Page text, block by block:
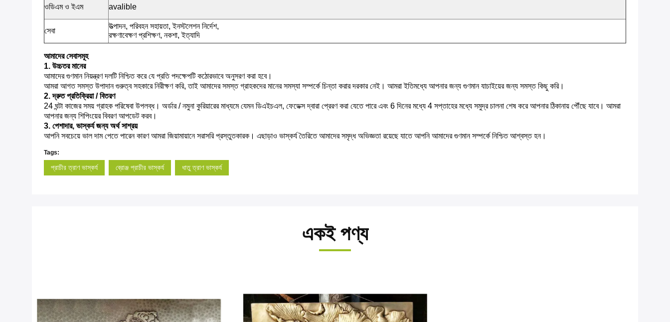
ওডিএম ও ইএম avalible
সেবা
উত্পাদন, পরিবহন সহায়তা, ইনস্টলেশন নির্দেশ,
রক্ষণাবেক্ষণ প্রশিক্ষণ, নকশা, ইত্যাদি
আমাদের সেবাসমূহ
1. উচ্চতর মানের
আমাদের গুণমান নিয়ন্ত্রণ দলটি নিশ্চিত করে যে প্রতি পদক্ষেপটি কঠোরভাবে অনুসরণ করা হবে।
আমরা আগত সমস্ত উপাদান গুরুত্ব সহকারে নিরীক্ষণ করি, তাই আমাদের সমস্ত গ্রাহকদের মানের সমস্যা সম্পর্কে চিন্তা করার দরকার নেই। আমরা ইতিমধ্যে আপনার জন্য গুণমান যাচাইয়ের জন্য সমস্ত কিছু করি।
2. দ্রুত প্রতিক্রিয়া / বিতরণ
24 ঘন্টা কাজের সময় গ্রাহক পরিষেবা উপলব্ধ। অর্ডার / নমুনা কুরিয়ারের মাধ্যমে যেমন ডিএইচএল, ফেডেক্স দ্বারা প্রেরণ করা যেতে পারে এবং 6 দিনের মধ্যে 4 সপ্তাহের মধ্যে সমুদ্র চালনা শেষ করে আপনার ঠিকানায় পৌঁছে যাবে। আমরা
আপনার জন্য শিপিংয়ের বিবরণ আপডেট করব।
3. পেশাদার, ভাস্কর্য জন্য অর্থ সাশ্রয়
আপনি সবচেয়ে ভাল দাম পেতে পারেন কারণ আমরা জিয়ামায়ানে সরাসরি প্রস্তুতকারক। এছাড়াও ভাস্কর্য তৈরিতে আমাদের সমৃদ্ধ অভিজ্ঞতা রয়েছে যাতে আপনি আমাদের গুণমান সম্পর্কে নিশ্চিত আশ্বস্ত হন।
Tags:
প্রাচীর ত্রাণ ভাস্কর্য ব্রোঞ্জ প্রাচীর ভাস্কর্য ধাতু ত্রাণ ভাস্কর্য
একই পণ্য